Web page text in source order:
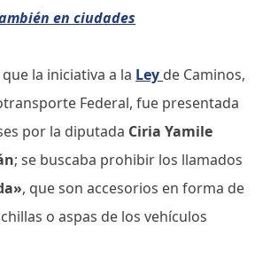
en ciudades
la iniciativa a la Ley de Caminos,
Federal, fue presentada
por la diputada Ciria Yamile
; se buscaba prohibir los llamados
, que son accesorios en forma de
o aspas de los vehículos